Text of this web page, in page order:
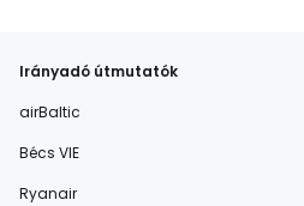
Irányadó útmutatók
airBaltic
Bécs VIE
Ryanair